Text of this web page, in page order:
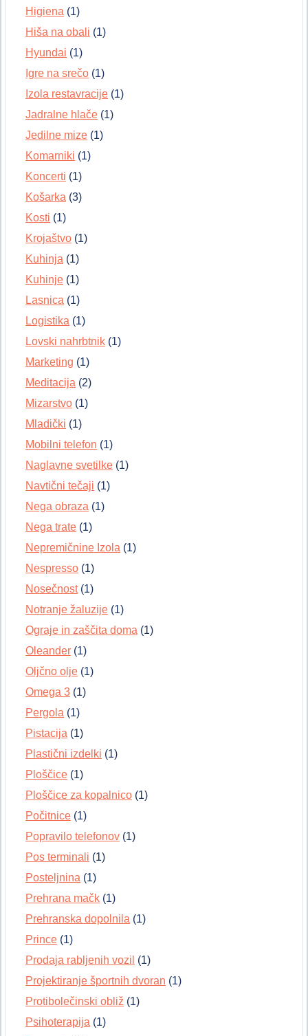
Higiena (1)
Hiša na obali (1)
Hyundai (1)
Igre na srečo (1)
Izola restavracije (1)
Jadralne hlače (1)
Jedilne mize (1)
Komarniki (1)
Koncerti (1)
Košarka (3)
Kosti (1)
Krojaštvo (1)
Kuhinja (1)
Kuhinje (1)
Lasnica (1)
Logistika (1)
Lovski nahrbtnik (1)
Marketing (1)
Meditacija (2)
Mizarstvo (1)
Mladički (1)
Mobilni telefon (1)
Naglavne svetilke (1)
Navtični tečaji (1)
Nega obraza (1)
Nega trate (1)
Nepremičnine Izola (1)
Nespresso (1)
Nosečnost(1)
Notranje žaluzije (1)
Ograje in zaščita doma (1)
Oleander (1)
Oljčno olje (1)
Omega 3 (1)
Pergola (1)
Pistacija (1)
Plastični izdelki (1)
Ploščice (1)
Ploščice za kopalnico (1)
Počitnice (1)
Popravilo telefonov (1)
Pos terminali (1)
Posteljnina (1)
Prehrana mačk (1)
Prehranska dopolnila (1)
Prince (1)
Prodaja rabljenih vozil (1)
Projektiranje športnih dvoran (1)
Protibolečinski obliž (1)
Psihoterapija (1)